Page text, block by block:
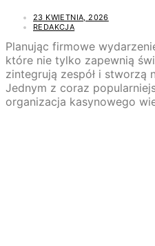
23 KWIETNIA, 2026
REDAKCJA
Planując firmowe
które nie tylko zapewnią
zintegrują zespół i stworzą
Jednym z coraz
organizacja kasynowego